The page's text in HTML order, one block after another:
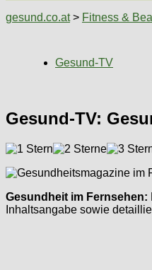
gesund.co.at> Fitness &
Gesund-TV
Gesund-TV:
Gesundheit im Fernsehen:
Inhaltsangabe sowie